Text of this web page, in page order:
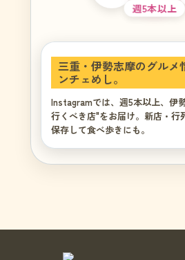
週5本以上
三重・伊勢志摩のグルメ
ンチェめし。
Instagramでは、週5本以上、伊
行くべき店"をお届け。新店・行
保存して食べ歩きにも。